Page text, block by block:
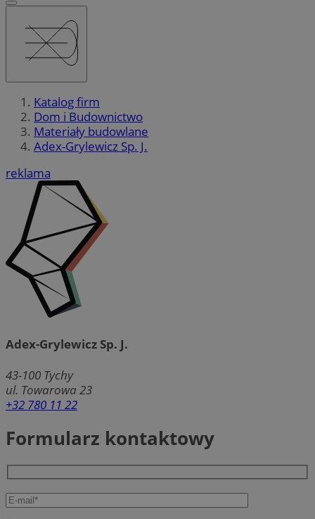
Katalog firm
Dom i Budownictwo
Materiały budowlane
Adex-Grylewicz Sp. J.
reklama
Adex-Grylewicz Sp. J.
43-100 Tychy
ul. Towarowa 23
+32 780 11 22
Formularz kontaktowy